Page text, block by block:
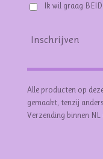
Ik wil graag
Inschrijven
Alle producten op
gemaakt, tenzij
Verzending binnen NL